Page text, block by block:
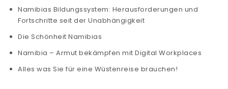
Namibias Bildungssystem: Herausforderungen und
Fortschritte seit der Unabhängigkeit
Die Schönheit Namibias
Namibia – Armut bekämpfen mit Digital Workplaces
Alles was Sie für eine Wüstenreise brauchen!